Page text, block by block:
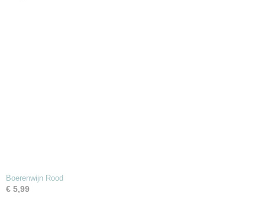
Boerenwijn Rood
€ 5,99